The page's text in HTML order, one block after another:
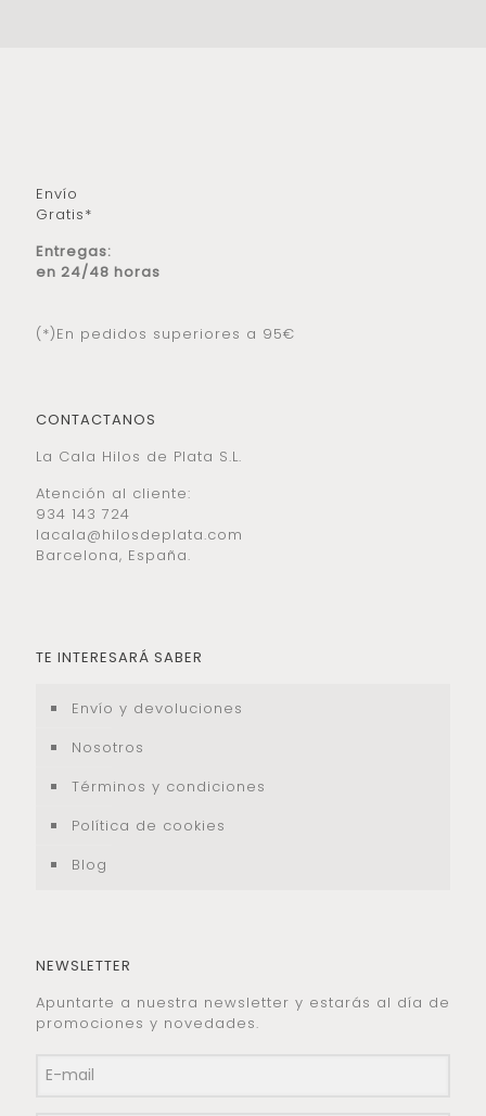
Envío
Gratis*
Entregas:
en 24/48 horas
(*)En pedidos superiores a 95€
CONTACTANOS
La Cala Hilos de Plata S.L.
Atención al cliente:
934 143 724
lacala@hilosdeplata.com
Barcelona, España.
TE INTERESARÁ SABER
Envío y devoluciones
Nosotros
Términos y condiciones
Política de cookies
Blog
NEWSLETTER
Apuntarte a nuestra newsletter y estarás al día de
promociones y novedades.